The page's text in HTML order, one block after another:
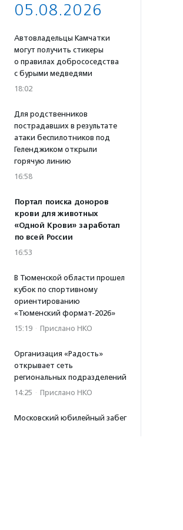
05.08.2026
Автовладельцы Камчатки
могут получить стикеры
о правилах добрососедства
с бурыми медведями
18:02
Для родственников
пострадавших в результате
атаки беспилотников под
Геленджиком открыли
горячую линию
16:58
Портал поиска доноров
крови для животных
«Одной Крови» заработал
по всей России
16:53
В Тюменской области прошел
кубок по спортивному
ориентированию
«Тюменский формат-2026»
15:19 · Прислано НКО
Организация «Радость»
открывает сеть
региональных подразделений
14:25 · Прислано НКО
Московский юбилейный забег